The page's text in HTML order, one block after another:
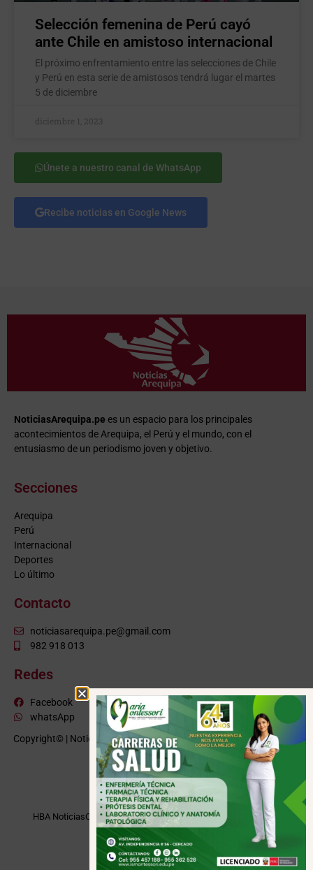
Selección femenina de Perú cayó
ante Chile en amistoso internacional
El próximo enfrentamiento entre las selecciones de Chile
y Perú en esta serie de amistosos tendrá lugar el martes
5 de diciembre
diciembre 1, 2023
Únete a nuestro canal de WhatsApp
Recibe noticias en Google News
NoticiasArequipa.pe es un espacio para los principales
acontecimientos de Arequipa, el Perú y el mundo, con el
entusiasmo de un periodismo joven y objetivo.
Secciones
Arequipa
Perú
Internacional
Deportes
Lo último
Contacto
noticiasarequipa.pe@gmail.com
982 918 013
Redes
Facebook
whatsApp
Copyright© | NoticiasArequipa.pe | Grupo HBA Noticias| Todos los
derechos reservados
VISITE TAMBIÉN
HBA NoticiasCusco InformaMoquegua Noticias Tacna Noticias
Puno Noticias